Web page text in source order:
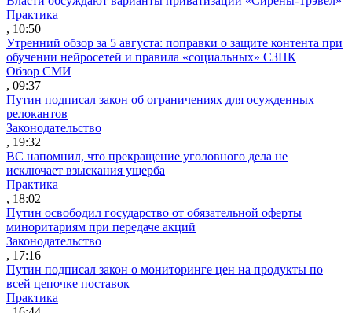
Практика
, 10:50
Утренний обзор за 5 августа: поправки о защите контента при
обучении нейросетей и правила «социальных» СЗПК
Обзор СМИ
, 09:37
Путин подписал закон об ограничениях для осужденных
релокантов
Законодательство
, 19:32
ВС напомнил, что прекращение уголовного дела не
исключает взыскания ущерба
Практика
, 18:02
Путин освободил государство от обязательной оферты
миноритариям при передаче акций
Законодательство
, 17:16
Путин подписал закон о мониторинге цен на продукты по
всей цепочке поставок
Практика